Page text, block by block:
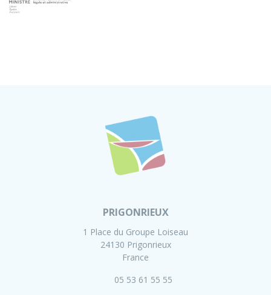
PRIGONRIEUX
1 Place du Groupe Loiseau
24130 Prigonrieux
France
05 53 61 55 55